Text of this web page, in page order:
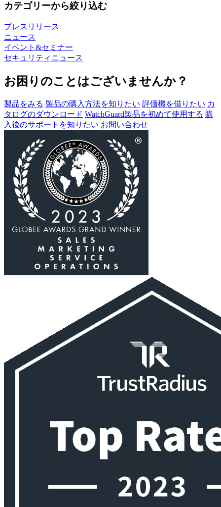
カテゴリーから絞り込む
プレスリリース
ニュース
イベント&セミナー
セキュリティニュース
お困りのことはございませんか？
製品をみる 製品の購入方法を知りたい 評価機を借りたい カ
タログのダウンロード WatchGuard製品を初めて使用する 購
入後のサポートを知りたい お問い合わせ